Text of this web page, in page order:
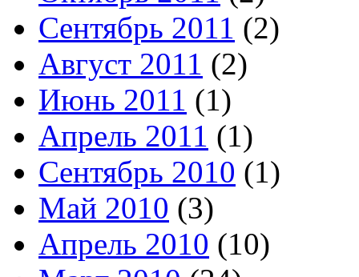
Сентябрь 2011 (2)
Август 2011 (2)
Июнь 2011 (1)
Апрель 2011 (1)
Сентябрь 2010 (1)
Май 2010 (3)
Апрель 2010 (10)